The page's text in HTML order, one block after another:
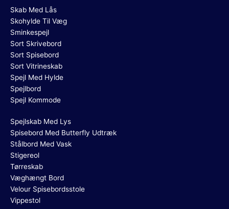
Skab Med Lås
Skohylde Til Væg
Sminkespejl
Sort Skrivebord
Sort Spisebord
Sort Vitrineskab
Spejl Med Hylde
Spejlbord
Spejl Kommode
Spejlskab Med Lys
Spisebord Med Butterfly Udtræk
Stålbord Med Vask
Stigereol
Tørreskab
Væghængt Bord
Velour Spisebordsstole
Vippestol